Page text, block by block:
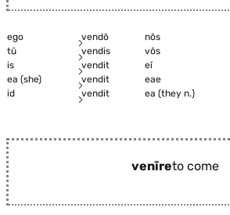
ego vendō nōs
tū
vendis vōs
is
vendit eī
ea (she)
vendit eae
id
vendit ea (they n.)
venīreto come